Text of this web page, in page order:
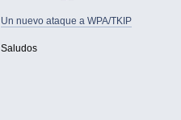
Un nuevo ataque a WPA/TKIP
Saludos